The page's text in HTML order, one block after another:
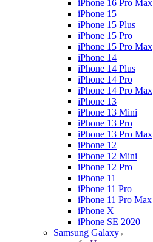
iPhone 16 Pro Max
iPhone 15
iPhone 15 Plus
iPhone 15 Pro
iPhone 15 Pro Max
iPhone 14
iPhone 14 Plus
iPhone 14 Pro
iPhone 14 Pro Max
iPhone 13
iPhone 13 Mini
iPhone 13 Pro
iPhone 13 Pro Max
iPhone 12
iPhone 12 Mini
iPhone 12 Pro
iPhone 11
iPhone 11 Pro
iPhone 11 Pro Max
iPhone X
iPhone SE 2020
Samsung Galaxy